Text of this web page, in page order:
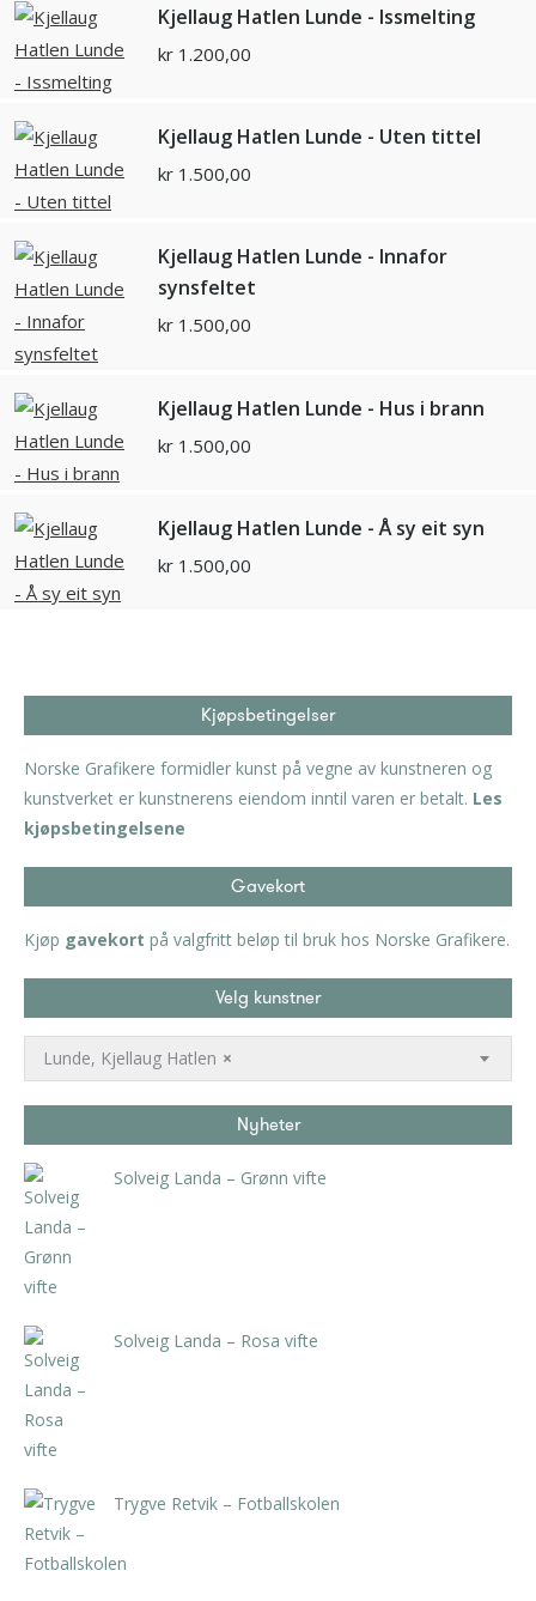
Kjellaug Hatlen Lunde - Issmelting
kr 1.200,00
Kjellaug Hatlen Lunde - Uten tittel
kr 1.500,00
Kjellaug Hatlen Lunde - Innafor
synsfeltet
kr 1.500,00
Kjellaug Hatlen Lunde - Hus i brann
kr 1.500,00
Kjellaug Hatlen Lunde - Å sy eit syn
kr 1.500,00
Kjøpsbetingelser
Norske Grafikere formidler kunst på vegne av kunstneren og
kunstverket er kunstnerens eiendom inntil varen er betalt. Les
kjøpsbetingelsene
Gavekort
Kjøp gavekort på valgfritt beløp til bruk hos Norske Grafikere.
Velg kunstner
×
Lunde, Kjellaug Hatlen
Nyheter
Solveig Landa – Grønn vifte
Solveig Landa – Rosa vifte
Trygve Retvik – Fotballskolen